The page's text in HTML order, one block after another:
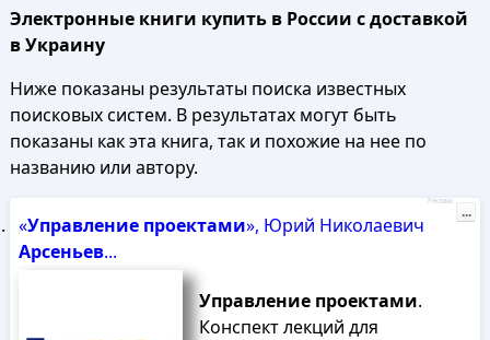
Электронные книги купить в России с доставкой
в Украину
Ниже показаны результаты поиска известных
поисковых систем. В результатах могут быть
показаны как эта книга, так и похожие на нее по
названию или автору.
«Управление проектами», Юрий Николаевич
Арсеньев...
Управление проектами.
Конспект лекций для
Реклама
...